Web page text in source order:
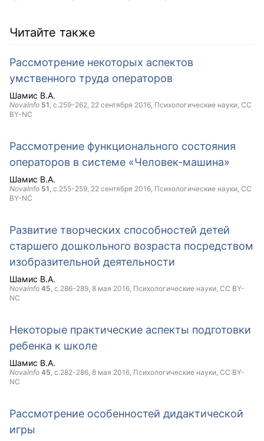
Читайте также
Рассмотрение некоторых аспектов
умственного труда операторов
Шамис В.А.
NovaInfo 51, с.259-262, 22 сентября 2016, Психологические науки, CC
BY-NC
Рассмотрение функционального состояния
операторов в системе «Человек-машина»
Шамис В.А.
NovaInfo 51, с.255-259, 22 сентября 2016, Психологические науки, CC
BY-NC
Развитие творческих способностей детей
старшего дошкольного возраста посредством
изобразительной деятельности
Шамис В.А.
NovaInfo 45, с.286-289, 8 мая 2016, Психологические науки, CC BY-
NC
Некоторые практические аспекты подготовки
ребенка к школе
Шамис В.А.
NovaInfo 45, с.282-286, 8 мая 2016, Психологические науки, CC BY-
NC
Рассмотрение особенностей дидактической
игры